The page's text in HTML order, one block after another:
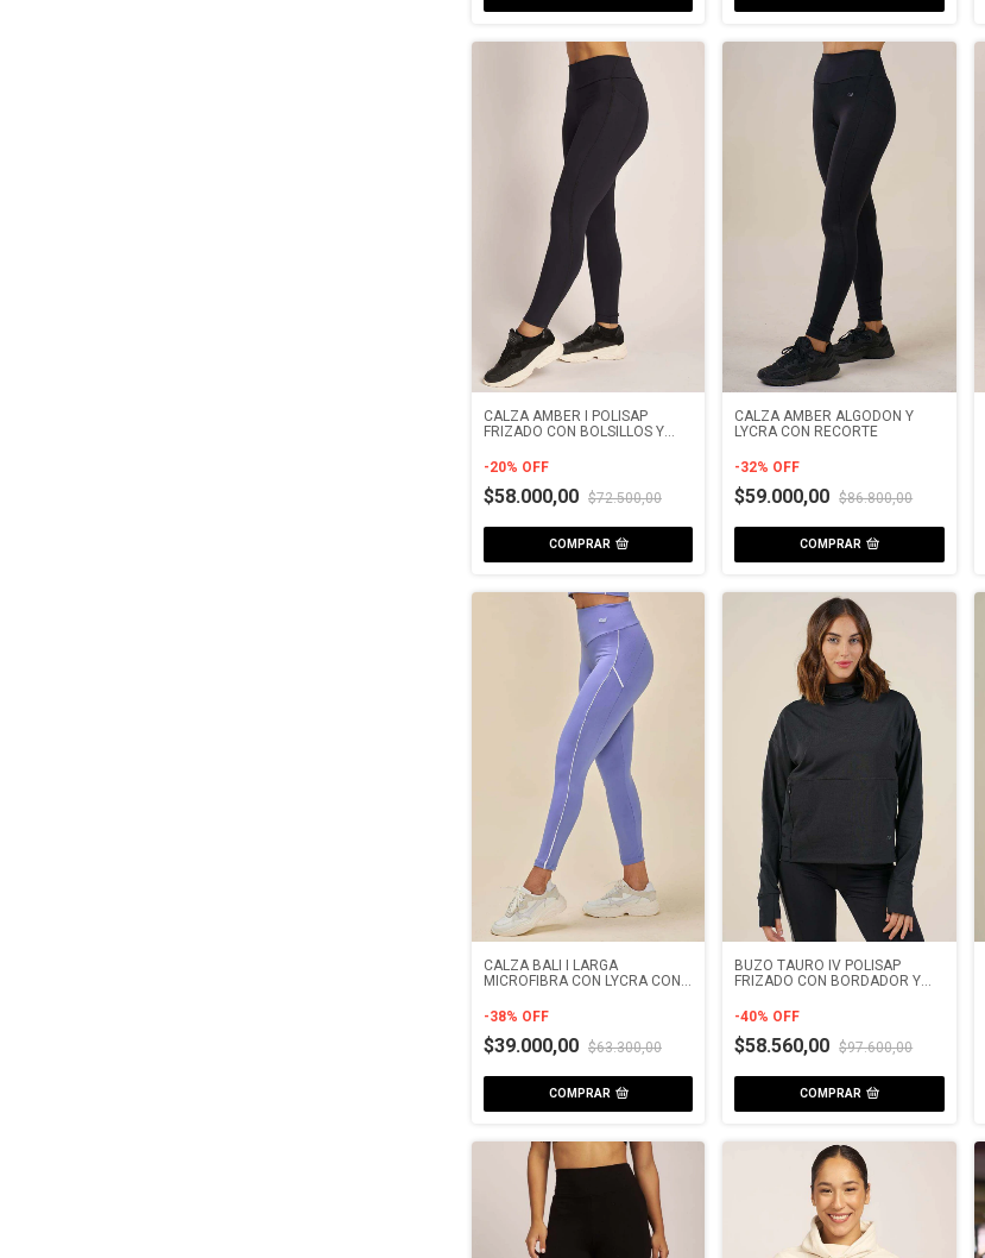
CALZA AMBER I POLISAP
FRIZADO CON BOLSILLOS Y
-20% OFF
$58.000,00 $72.500,00
COMPRAR
CALZA AMBER ALGODON Y
LYCRA CON RECORTE
-32% OFF
$59.000,00 $86.800,00
COMPRAR
CALZA BALI I LARGA
MICROFIBRA CON LYCRA CON
-38% OFF
$39.000,00 $63.300,00
COMPRAR
BUZO TAURO IV POLISAP
FRIZADO CON BORDADOR Y
-40% OFF
$58.560,00 $97.600,00
COMPRAR